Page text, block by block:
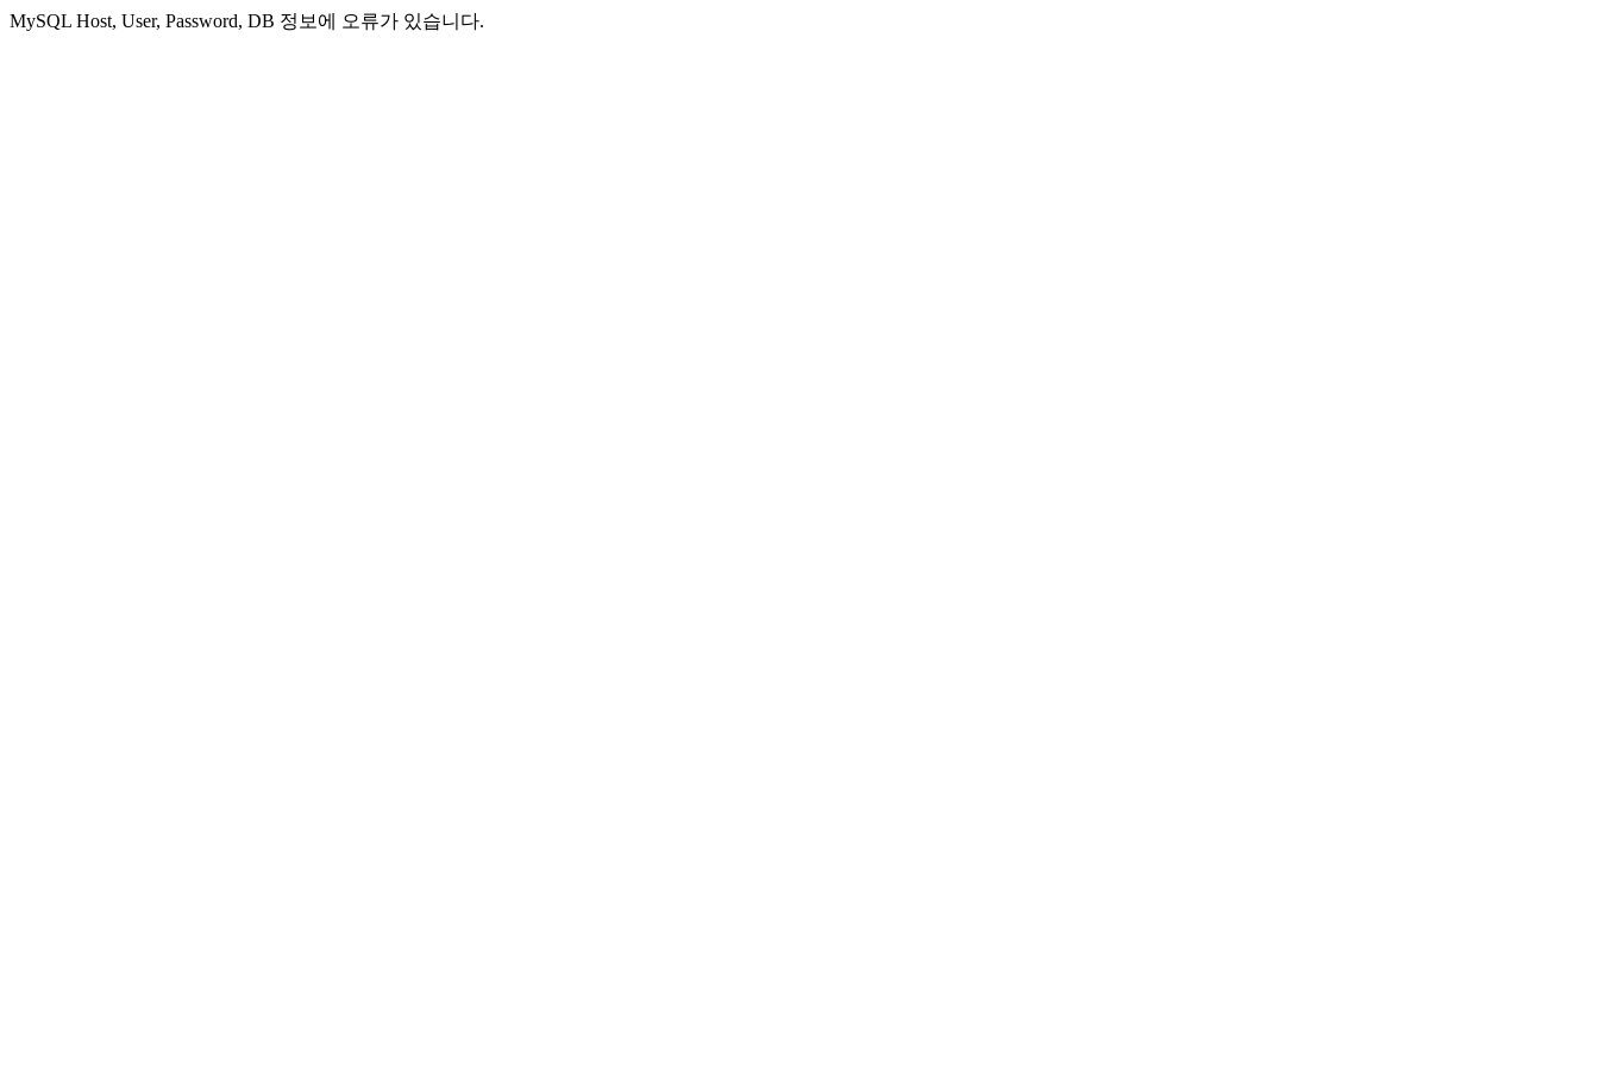
MySQL Host, User, Password, DB 정보에 오류가 있습니다.